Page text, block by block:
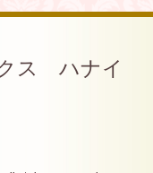
ス ハナイ